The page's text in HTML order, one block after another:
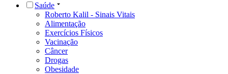
Saúde
Roberto Kalil - Sinais Vitais
Alimentação
Exercícios Físicos
Vacinação
Câncer
Drogas
Obesidade